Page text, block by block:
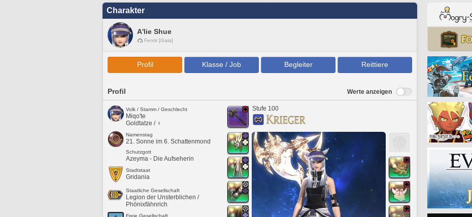
Charakter
A'lie Shue
Fenrir [Gaia]
Profil Klasse / Job Begleiter Reittiere
Profil Werte anzeigen
Volk / Stamm / Geschlecht
Miqo'te
Goldtatze / ♀
Namenstag
21. Sonne im 6. Schattenmond
Schutzgott
Azeyma - Die Aufseherin
Stadtstaat
Gridania
Staatliche Gesellschaft
Legion der Unsterblichen /
Phönixfähnrich
Freie Gesellschaft
Stufe 100